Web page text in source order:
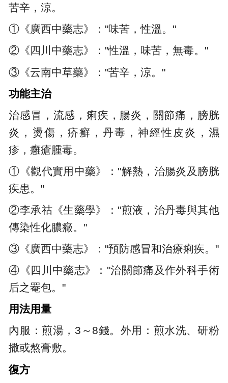
苦辛，涼。
①《廣西中藥志》："味苦，性溫。"
②《四川中藥志》："性溫，味苦，無毒。"
③《云南中草藥》："苦辛，涼。"
功能主治
治感冒，流感，痢疾，腸炎，關節痛，膀胱
炎，燙傷，疥癬，丹毒，神經性皮炎，濕
疹，癰瘡腫毒。
①《觀代實用中藥》："解熱，治腸炎及膀胱
疾患。"
②李承祜《生藥學》："煎液，治丹毒與其他
傳染性化膿癥。"
③《廣西中藥志》："預防感冒和治療痢疾。"
④《四川中藥志》："治關節痛及作外科手術
后之罨包。"
用法用量
內服：煎湯，3～8錢。外用：煎水洗、研粉
撒或熬膏敷。
復方